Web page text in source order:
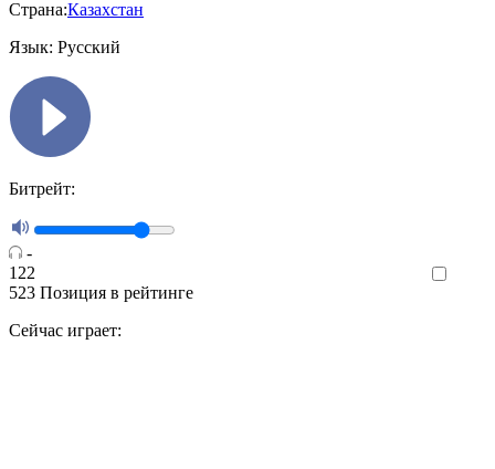
Страна:Казахстан
Язык: Русский
Битрейт:
-
122
523 Позиция в рейтинге
Сейчас играет: